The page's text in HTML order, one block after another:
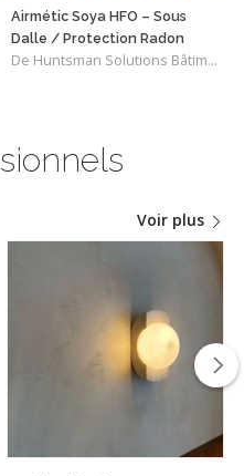
Airmétic Soya HFO – Sous
Dalle / Protection Radon
De Huntsman Solutions Bâtiments
Voir plus